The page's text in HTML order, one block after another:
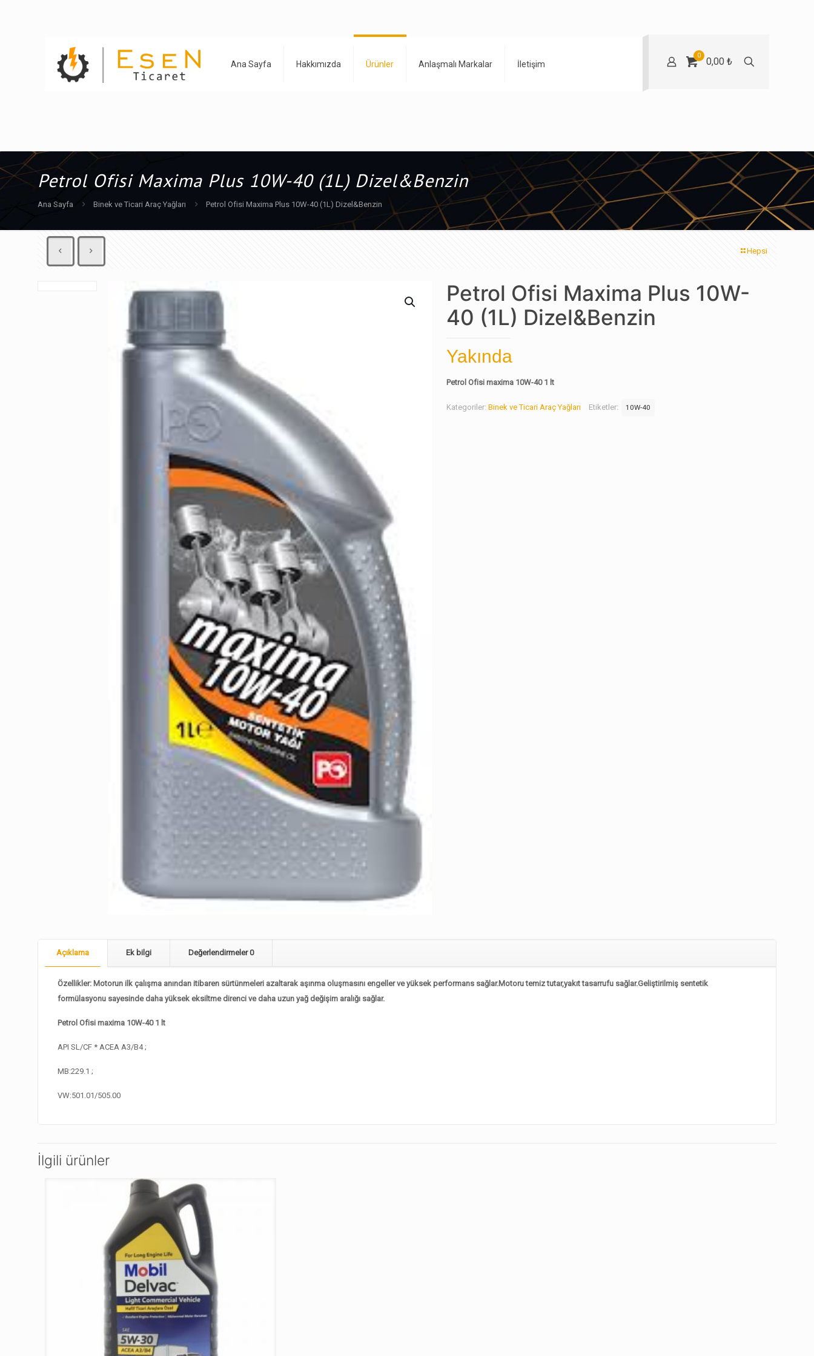
Ana Sayfa Hakkımızda Ürünler Anlaşmalı Markalar İletişim
0
0,00 ₺
Petrol Ofisi Maxima Plus 10W-40 (1L) Dizel&Benzin
Ana Sayfa Binek ve Ticari Araç Yağları Petrol Ofisi Maxima Plus 10W-40 (1L) Dizel&Benzin
Hepsi
Petrol Ofisi Maxima Plus 10W-
40 (1L) Dizel&Benzin
Yakında
Petrol Ofisi maxima 10W-40 1 lt
Kategoriler: Binek ve Ticari Araç Yağları Etiketler: 10W-40
Açıklama Ek bilgi Değerlendirmeler0
Özellikler: Motorun ilk çalışma anından itibaren sürtünmeleri azaltarak aşınma oluşmasını engeller ve yüksek performans sağlar.Motoru temiz tutar,yakıt tasarrufu sağlar.Geliştirilmiş sentetik
formülasyonu sayesinde daha yüksek eksiltme direnci ve daha uzun yağ değişim aralığı sağlar.
Petrol Ofisi maxima 10W-40 1 lt
API SL/CF * ACEA A3/B4 ;
MB:229.1 ;
VW:501.01/505.00
İlgili ürünler